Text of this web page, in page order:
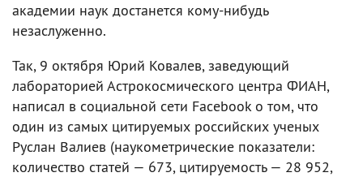
академии наук достанется кому-нибудь
незаслуженно.
Так, 9 октября Юрий Ковалев, заведующий
лабораторией Астрокосмического центра ФИАН,
написал в социальной сети Facebook о том, что
один из самых цитируемых российских ученых
Руслан Валиев (наукометрические показатели:
количество статей — 673, цитируемость — 28 952,